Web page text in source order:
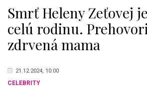
Smrť Heleny Zeťovej
celú rodinu.
zdrvená mama
21.12.2024, 10:00
CELEBRITY